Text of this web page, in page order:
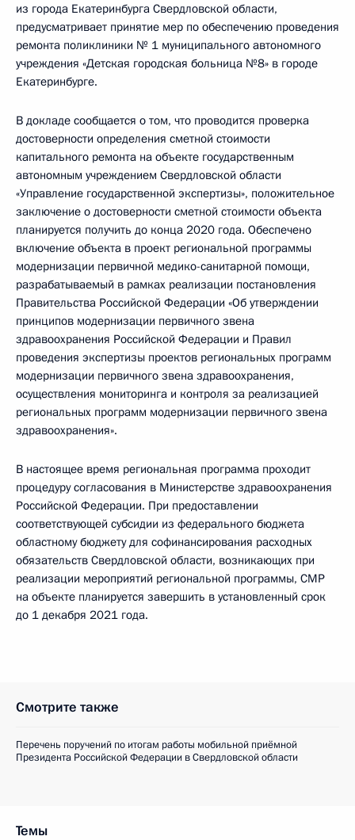
из города Екатеринбурга Свердловской области,
предусматривает принятие мер по обеспечению проведения
ремонта поликлиники № 1 муниципального автономного
учреждения «Детская городская больница №8» в городе
Екатеринбурге.
В докладе сообщается о том, что проводится проверка
достоверности определения сметной стоимости
капитального ремонта на объекте государственным
автономным учреждением Свердловской области
«Управление государственной экспертизы», положительное
заключение о достоверности сметной стоимости объекта
планируется получить до конца 2020 года. Обеспечено
включение объекта в проект региональной программы
модернизации первичной медико-санитарной помощи,
разрабатываемый в рамках реализации постановления
Правительства Российской Федерации «Об утверждении
принципов модернизации первичного звена
здравоохранения Российской Федерации и Правил
проведения экспертизы проектов региональных программ
модернизации первичного звена здравоохранения,
осуществления мониторинга и контроля за реализацией
региональных программ модернизации первичного звена
здравоохранения».
В настоящее время региональная программа проходит
процедуру согласования в Министерстве здравоохранения
Российской Федерации. При предоставлении
соответствующей субсидии из федерального бюджета
областному бюджету для софинансирования расходных
обязательств Свердловской области, возникающих при
реализации мероприятий региональной программы, СМР
на объекте планируется завершить в установленный срок
до 1 декабря 2021 года.
Смотрите также
Перечень поручений по итогам работы мобильной приёмной
Президента Российской Федерации в Свердловской области
Темы